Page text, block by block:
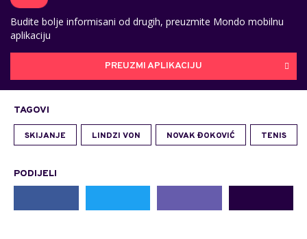
Budite bolje informisani od drugih, preuzmite Mondo mobilnu
aplikaciju
PREUZMI APLIKACIJU
TAGOVI
SKIJANJE LINDZI VON NOVAK ĐOKOVIĆ TENIS
PODIJELI